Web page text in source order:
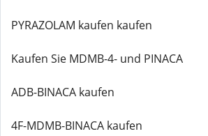
PYRAZOLAM kaufen kaufen
Kaufen Sie MDMB-4- und PINACA
ADB-BINACA kaufen
4F-MDMB-BINACA kaufen